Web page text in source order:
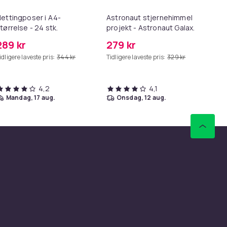
i A4-
- 24 stk.
kr
laveste pris: 344 kr
4,2
mandag, 17 aug.
Astronaut stjernehimmel
projekt - Astronaut Galaxy
USB
279 kr
Tidligere laveste pris: 329 kr
4,1
onsdag, 12 aug.